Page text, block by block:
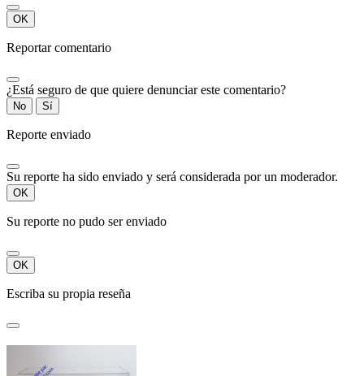
OK
Reportar comentario
¿Está seguro de que quiere denunciar este comentario?
No Sí
Reporte enviado
Su reporte ha sido enviado y será considerada por un moderador.
OK
Su reporte no pudo ser enviado
OK
Escriba su propia reseña